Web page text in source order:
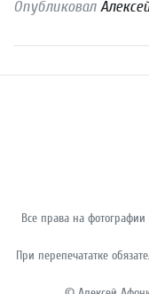
Опубликовал
Все права на
При перепечататке